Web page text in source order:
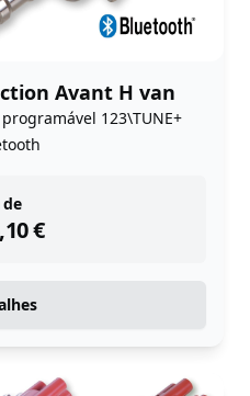
Avant H van
123\TUNE+
de
€